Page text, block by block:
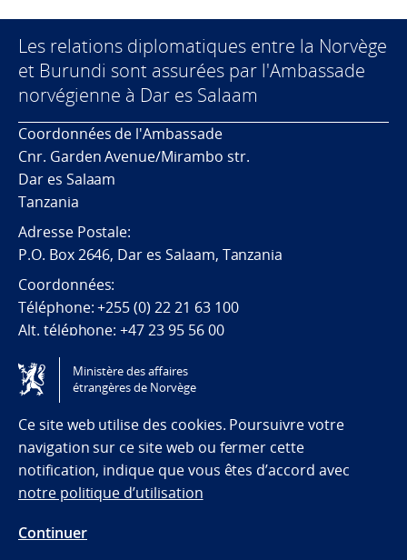
Les relations diplomatiques entre la Norvège
et Burundi sont assurées par l'Ambassade
norvégienne à Dar es Salaam
Coordonnées de l'Ambassade
Cnr. Garden Avenue/Mirambo str.
Dar es Salaam
Tanzania
Adresse Postale:
P.O. Box 2646, Dar es Salaam, Tanzania
Coordonnées:
Téléphone: +255 (0) 22 21 63 100
Alt. téléphone: +47 23 95 56 00
E-mail:emb.daressalaam@mfa.no
Tilgjengelighetserklæring / Accessibility statement
(NO)
Ministère des affaires
étrangères de Norvège
Ce site web utilise des cookies. Poursuivre votre
navigation sur ce site web ou fermer cette
notification, indique que vous êtes d’accord avec
notre politique d’utilisation
Continuer